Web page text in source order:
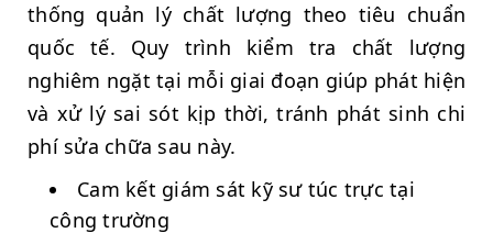
thống quản lý chất lượng theo tiêu chuẩn
quốc tế. Quy trình kiểm tra chất lượng
nghiêm ngặt tại mỗi giai đoạn giúp phát hiện
và xử lý sai sót kịp thời, tránh phát sinh chi
phí sửa chữa sau này.
Cam kết giám sát kỹ sư túc trực tại
công trường